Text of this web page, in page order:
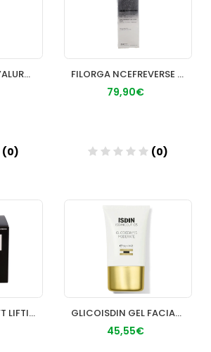
ISDINCEUTICS HYALURONIC CONCENTRATE 30 ML
(0)
FILORGA NCEFREVERSE MAT FLUIDO MULTICORR
79,90€
(0)
FILORGA SLEEPLIFT LIFTIN NOCHE GLICOISDIN GEL FACIAL ANTIEDAD 15% GLICOLICO 50
45,55€